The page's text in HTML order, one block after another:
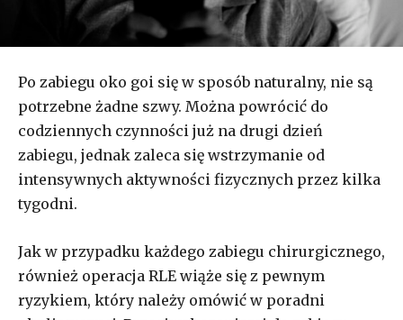
Po zabiegu oko goi się w sposób naturalny, nie są
potrzebne żadne szwy. Można powrócić do
codziennych czynności już na drugi dzień
zabiegu, jednak zaleca się wstrzymanie od
intensywnych aktywności fizycznych przez kilka
tygodni.
Jak w przypadku każdego zabiegu chirurgicznego,
również operacja RLE wiąże się z pewnym
ryzykiem, który należy omówić w poradni